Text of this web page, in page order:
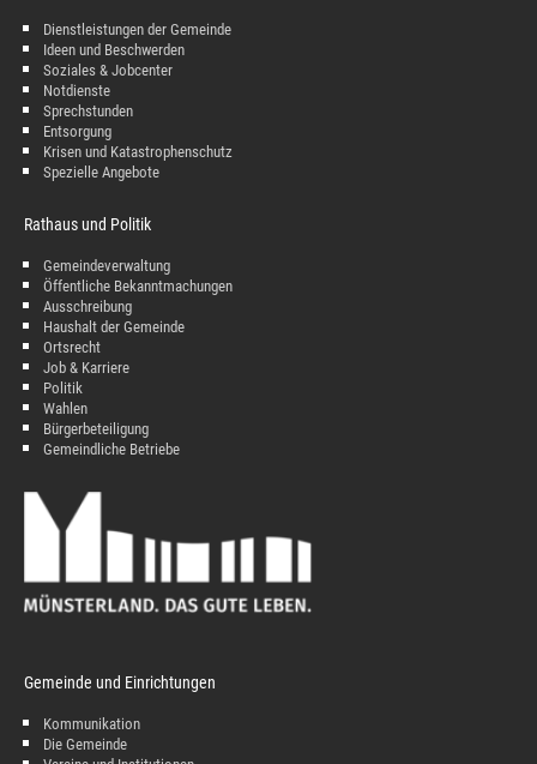
Dienstleistungen der Gemeinde
Ideen und Beschwerden
Soziales & Jobcenter
Notdienste
Sprechstunden
Entsorgung
Krisen und Katastrophenschutz
Spezielle Angebote
Rathaus und Politik
Gemeindeverwaltung
Öffentliche Bekanntmachungen
Ausschreibung
Haushalt der Gemeinde
Ortsrecht
Job & Karriere
Politik
Wahlen
Bürgerbeteiligung
Gemeindliche Betriebe
Gemeinde und Einrichtungen
Kommunikation
Die Gemeinde